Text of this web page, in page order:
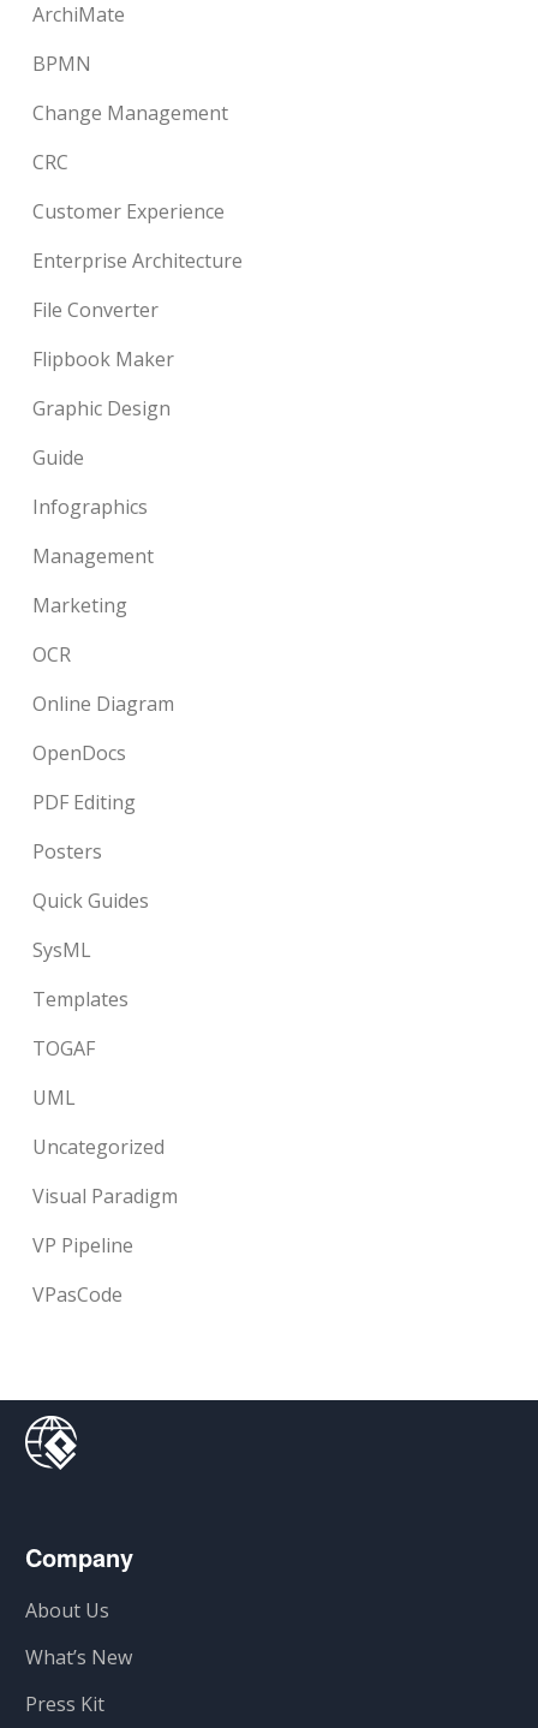
ArchiMate
BPMN
Change Management
CRC
Customer Experience
Enterprise Architecture
File Converter
Flipbook Maker
Graphic Design
Guide
Infographics
Management
Marketing
OCR
Online Diagram
OpenDocs
PDF Editing
Posters
Quick Guides
SysML
Templates
TOGAF
UML
Uncategorized
Visual Paradigm
VP Pipeline
VPasCode
Company
About Us
What’s New
Press Kit